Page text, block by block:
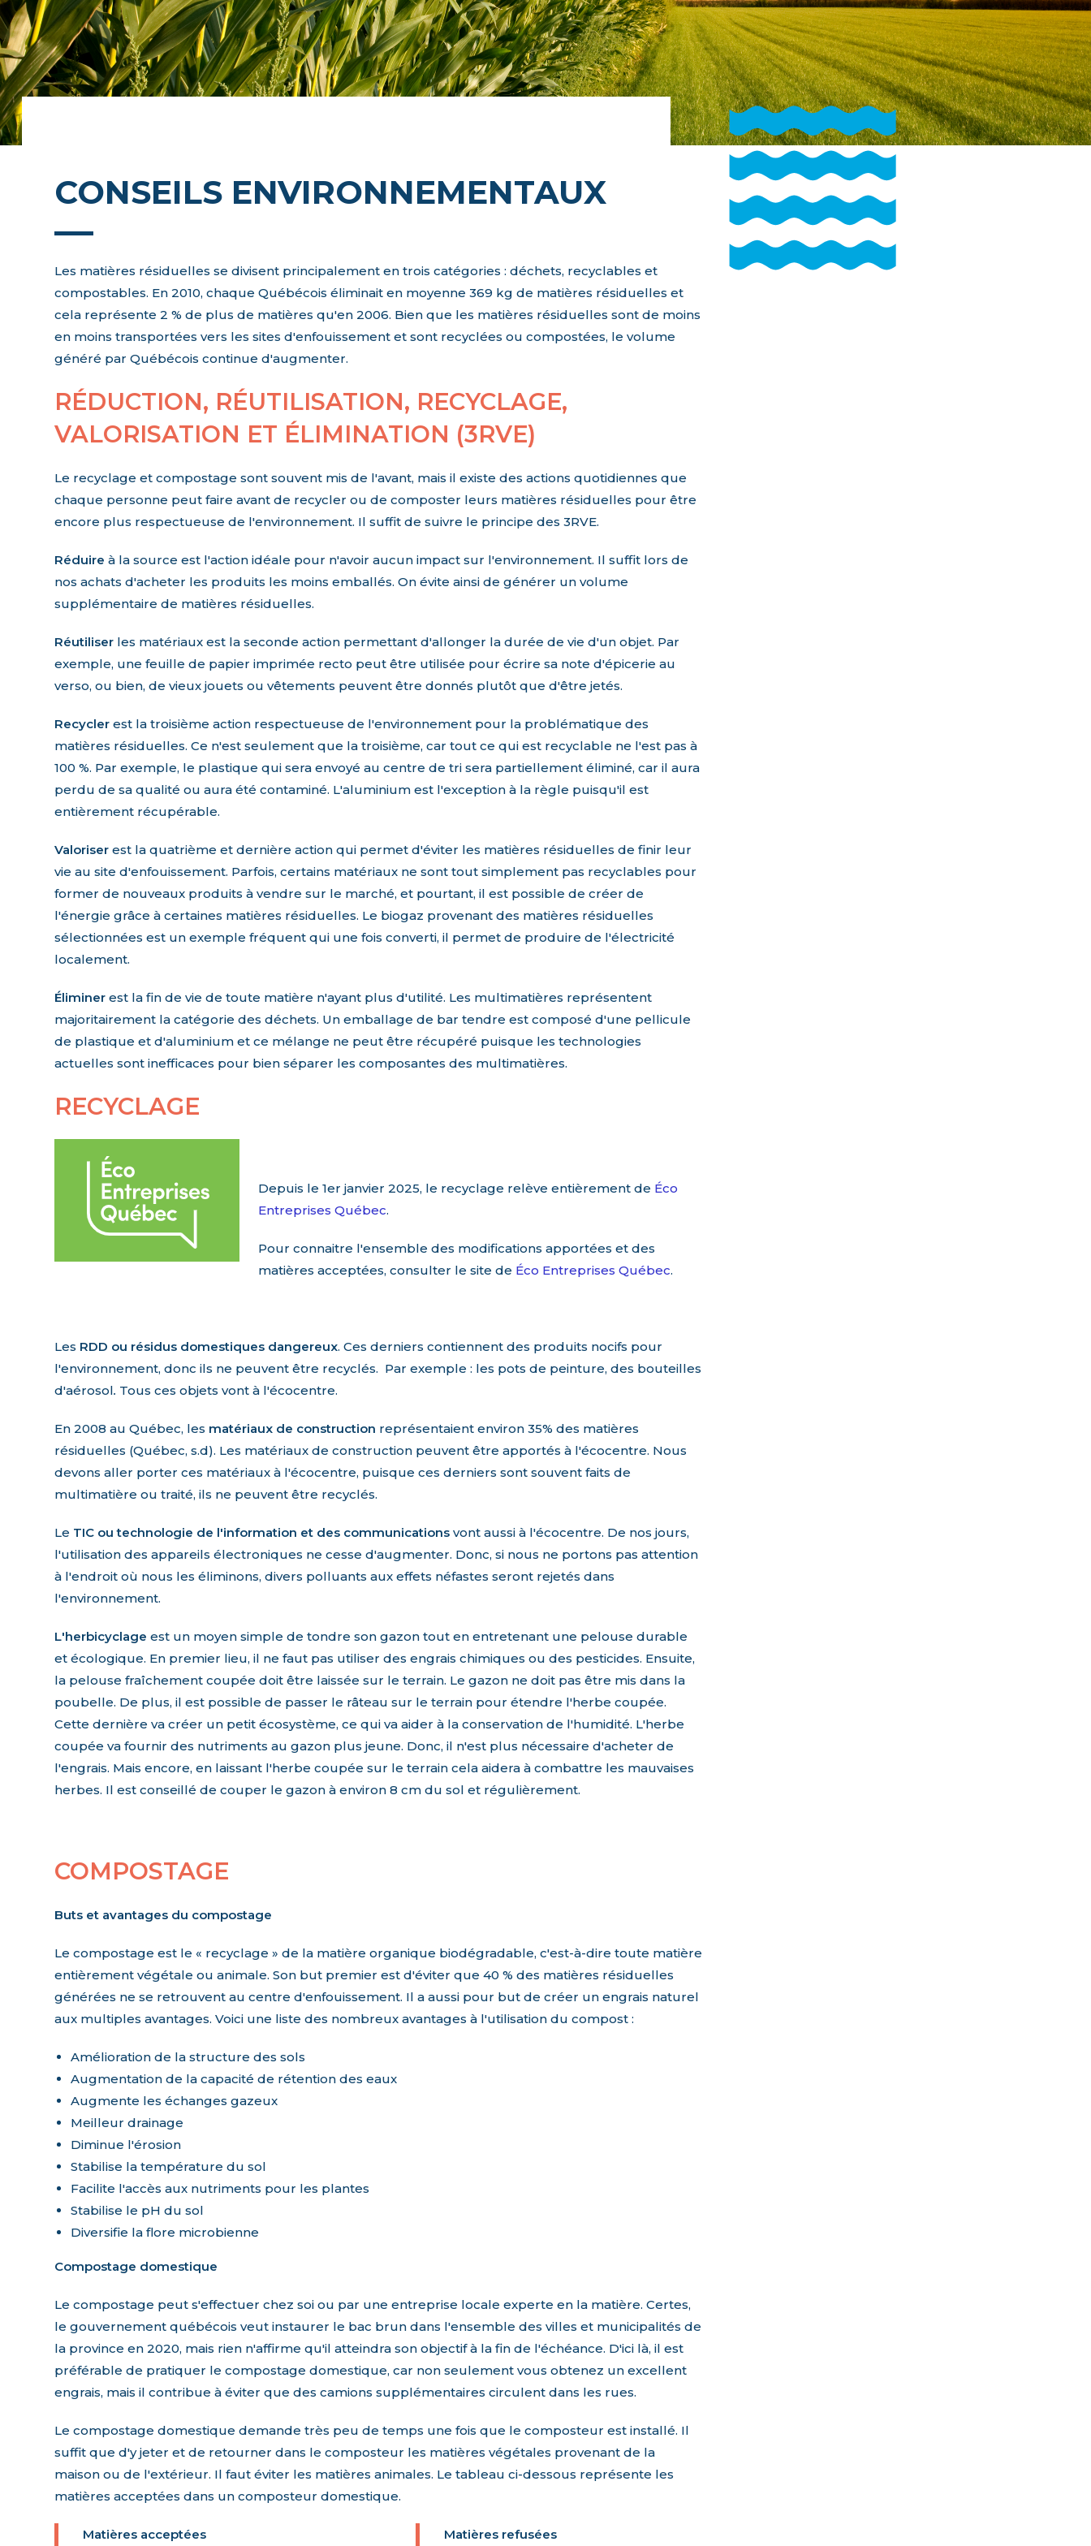
CONSEILS ENVIRONNEMENTAUX
Les matières résiduelles se divisent principalement en trois catégories : déchets, recyclables et
compostables. En 2010, chaque Québécois éliminait en moyenne 369 kg de matières résiduelles et
cela représente 2 % de plus de matières qu'en 2006. Bien que les matières résiduelles sont de moins
en moins transportées vers les sites d'enfouissement et sont recyclées ou compostées, le volume
généré par Québécois continue d'augmenter.
RÉDUCTION, RÉUTILISATION, RECYCLAGE,
VALORISATION ET ÉLIMINATION (3RVE)
Le recyclage et compostage sont souvent mis de l'avant, mais il existe des actions quotidiennes que
chaque personne peut faire avant de recycler ou de composter leurs matières résiduelles pour être
encore plus respectueuse de l'environnement. Il suffit de suivre le principe des 3RVE.
Réduire à la source est l'action idéale pour n'avoir aucun impact sur l'environnement. Il suffit lors de
nos achats d'acheter les produits les moins emballés. On évite ainsi de générer un volume
supplémentaire de matières résiduelles.
Réutiliser les matériaux est la seconde action permettant d'allonger la durée de vie d'un objet. Par
exemple, une feuille de papier imprimée recto peut être utilisée pour écrire sa note d'épicerie au
verso, ou bien, de vieux jouets ou vêtements peuvent être donnés plutôt que d'être jetés.
Recycler est la troisième action respectueuse de l'environnement pour la problématique des
matières résiduelles. Ce n'est seulement que la troisième, car tout ce qui est recyclable ne l'est pas à
100 %. Par exemple, le plastique qui sera envoyé au centre de tri sera partiellement éliminé, car il aura
perdu de sa qualité ou aura été contaminé. L'aluminium est l'exception à la règle puisqu'il est
entièrement récupérable.
Valoriserest la quatrième et dernière action qui permet d'éviter les matières résiduelles de finir leur
vie au site d'enfouissement. Parfois, certains matériaux ne sont tout simplement pas recyclables pour
former de nouveaux produits à vendre sur le marché, et pourtant, il est possible de créer de
l'énergie grâce à certaines matières résiduelles. Le biogaz provenant des matières résiduelles
sélectionnées est un exemple fréquent qui une fois converti, il permet de produire de l'électricité
localement.
Éliminerest la fin de vie de toute matière n'ayant plus d'utilité. Les multimatières représentent
majoritairement la catégorie des déchets. Un emballage de bar tendre est composé d'une pellicule
de plastique et d'aluminium et ce mélange ne peut être récupéré puisque les technologies
actuelles sont inefficaces pour bien séparer les composantes des multimatières.
RECYCLAGE
Depuis le 1er janvier 2025, le recyclage relève entièrement de Éco
Entreprises Québec.
Pour connaitre l'ensemble des modifications apportées et des
matières acceptées, consulter le site de Éco Entreprises Québec.
Les RDD ou résidus domestiques dangereux. Ces derniers contiennent des produits nocifs pour
l'environnement, donc ils ne peuvent être recyclés. Par exemple : les pots de peinture, des bouteilles
d'aérosol. Tous ces objets vont à l'écocentre.
En 2008 au Québec, les matériaux de construction représentaient environ 35% des matières
résiduelles (Québec, s.d). Les matériaux de construction peuvent être apportés à l'écocentre. Nous
devons aller porter ces matériaux à l'écocentre, puisque ces derniers sont souvent faits de
multimatière ou traité, ils ne peuvent être recyclés.
Le TIC ou technologie de l'information et des communications vont aussi à l'écocentre. De nos jours,
l'utilisation des appareils électroniques ne cesse d'augmenter. Donc, si nous ne portons pas attention
à l'endroit où nous les éliminons, divers polluants aux effets néfastes seront rejetés dans
l'environnement.
L'herbicyclage est un moyen simple de tondre son gazon tout en entretenant une pelouse durable
et écologique. En premier lieu, il ne faut pas utiliser des engrais chimiques ou des pesticides. Ensuite,
la pelouse fraîchement coupée doit être laissée sur le terrain. Le gazon ne doit pas être mis dans la
poubelle. De plus, il est possible de passer le râteau sur le terrain pour étendre l'herbe coupée.
Cette dernière va créer un petit écosystème, ce qui va aider à la conservation de l'humidité. L'herbe
coupée va fournir des nutriments au gazon plus jeune. Donc, il n'est plus nécessaire d'acheter de
l'engrais. Mais encore, en laissant l'herbe coupée sur le terrain cela aidera à combattre les mauvaises
herbes. Il est conseillé de couper le gazon à environ 8 cm du sol et régulièrement.
COMPOSTAGE
Buts et avantages du compostage
Le compostage est le « recyclage » de la matière organique biodégradable, c'est-à-dire toute matière
entièrement végétale ou animale. Son but premier est d'éviter que 40 % des matières résiduelles
générées ne se retrouvent au centre d'enfouissement. Il a aussi pour but de créer un engrais naturel
aux multiples avantages. Voici une liste des nombreux avantages à l'utilisation du compost :
Amélioration de la structure des sols
Augmentation de la capacité de rétention des eaux
Augmente les échanges gazeux
Meilleur drainage
Diminue l'érosion
Stabilise la température du sol
Facilite l'accès aux nutriments pour les plantes
Stabilise le pH du sol
Diversifie la flore microbienne
Compostage domestique
Le compostage peut s'effectuer chez soi ou par une entreprise locale experte en la matière. Certes,
le gouvernement québécois veut instaurer le bac brun dans l'ensemble des villes et municipalités de
la province en 2020, mais rien n'affirme qu'il atteindra son objectif à la fin de l'échéance. D'ici là, il est
préférable de pratiquer le compostage domestique, car non seulement vous obtenez un excellent
engrais, mais il contribue à éviter que des camions supplémentaires circulent dans les rues.
Le compostage domestique demande très peu de temps une fois que le composteur est installé. Il
suffit que d'y jeter et de retourner dans le composteur les matières végétales provenant de la
maison ou de l'extérieur. Il faut éviter les matières animales. Le tableau ci-dessous représente les
matières acceptées dans un composteur domestique.
Matières acceptées Matières refusées